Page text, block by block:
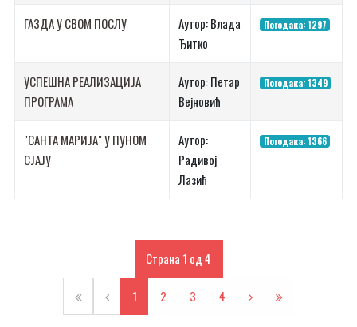
ГАЗДА У СВОМ ПОСЛУ
Аутор: Влада
Ђитко
Погодака: 1297
УСПЕШНА РЕАЛИЗАЦИЈА
ПРОГРАМА
Аутор: Петар
Вејновић
Погодака: 1349
"САНТА МАРИЈА" У ПУНОМ
СЈАЈУ
Аутор:
Радивој
Лазић
Погодака: 1366
1 2 3 4
Страна 1 од 4